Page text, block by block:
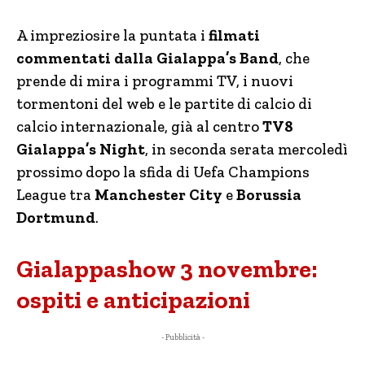
A impreziosire la puntata i filmati
commentati dalla Gialappa’s Band, che
prende di mira i programmi TV, i nuovi
tormentoni del web e le partite di calcio di
calcio internazionale, già al centroTV8
Gialappa’s Night, in seconda serata mercoledì
prossimo dopo la sfida di Uefa Champions
League tra Manchester City eBorussia
Dortmund.
Gialappashow 3 novembre:
ospiti e anticipazioni
- Pubblicità -